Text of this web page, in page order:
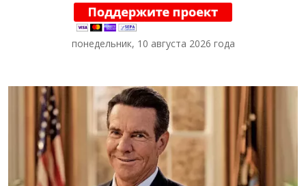
понедельник, 10 августа 2026 года